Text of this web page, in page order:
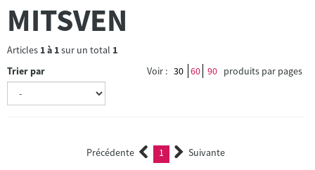
MITSVEN
Articles 1à 1sur un total 1
Trier par
Voir : 30 60 90 produits par pages
Précédente 1 (current)Suivante